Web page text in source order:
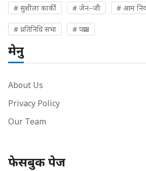
# सुशीला कार्की # जेन–जी # आम
# प्रतिनिधि सभा # पक्राउ
मेनु
About Us
Privacy Policy
Our Team
फेसबुक पेज